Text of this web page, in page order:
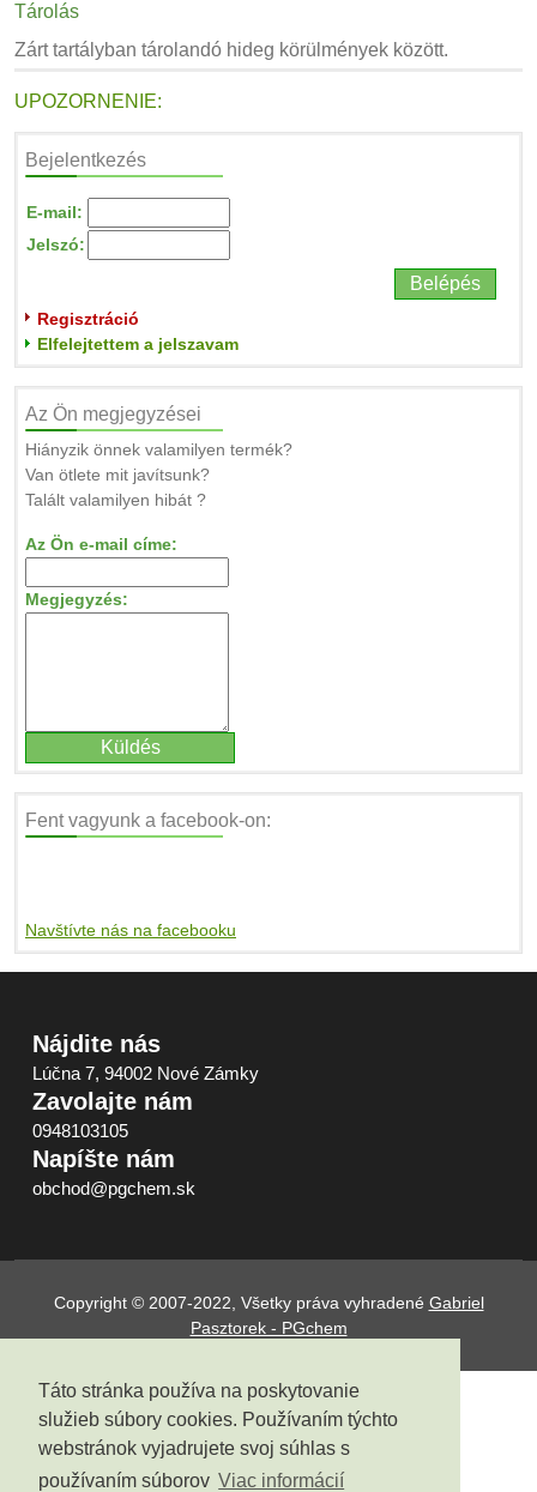
Táto stránka používa na poskytovanie
služieb súbory cookies. Používaním týchto
webstránok vyjadrujete svoj súhlas s
používaním súborov Viac informácií
Tárolás
Zárt tartályban tárolandó hideg körülmények között.
UPOZORNENIE:
Bejelentkezés
E-mail:
Jelszó:
Regisztráció
Elfelejtettem a jelszavam
Az Ön megjegyzései
Hiányzik önnek valamilyen termék?
Van ötlete mit javítsunk?
Talált valamilyen hibát ?
Az Ön e-mail címe:
Megjegyzés:
Fent vagyunk a facebook-on:
Navštívte nás na facebooku
Nájdite nás
Lúčna 7, 94002 Nové Zámky
Zavolajte nám
0948103105
Napíšte nám
obchod@pgchem.sk
Copyright © 2007-2022, Všetky práva vyhradené Gabriel
Pasztorek - PGchem